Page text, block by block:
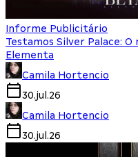
Informe Publicitário
Testamos Silver Palace:
Elementa
Camila Hortencio
30.jul.26
Camila Hortencio
30.jul.26